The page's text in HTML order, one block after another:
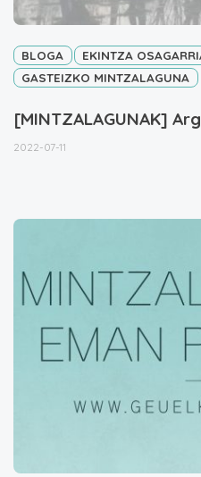
BLOGA
EKINTZA
GASTEIZKO MINTZALAGUNA
[MINTZALAGUNAK]
2022-07-11